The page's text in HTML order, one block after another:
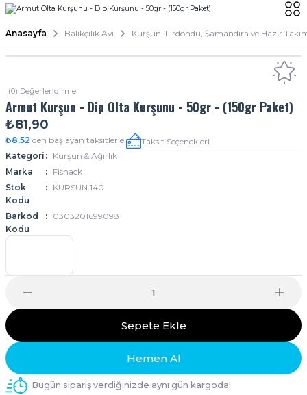
Anasayfa Balıkçılık Avı Kurşun, Fırdöndü, Şamandıra ve Hazır
(0) Değerlendirme
Armut Kurşun - Dip Olta Kurşunu - 50gr - (150gr Paket)
₺81,90
₺8,52 den başlayan taksitlerle!
Taksit Seçenekleri
Kategori
Kurşun & Ağırlık
Marka
Fishack
Stok
Kodu
KURSUN.140
Barkod
Kodu
0303201699098
Sepete Ekle
Hemen Al
Bugün sipariş verdiğinizde aynı gün kargoda!